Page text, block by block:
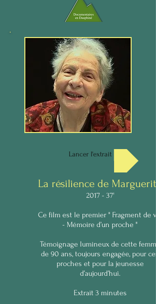
Lancer l'extrait
La résilience de Marguerite
2017 - 37'
Ce film est le premier " Fragment de
- Mémoire d’un proche "
Témoignage lumineux de cette femme
de 90 ans, toujours engagée, pour ces
proches et pour la jeunesse
d’aujourd’hui.
Extrait 3 minutes